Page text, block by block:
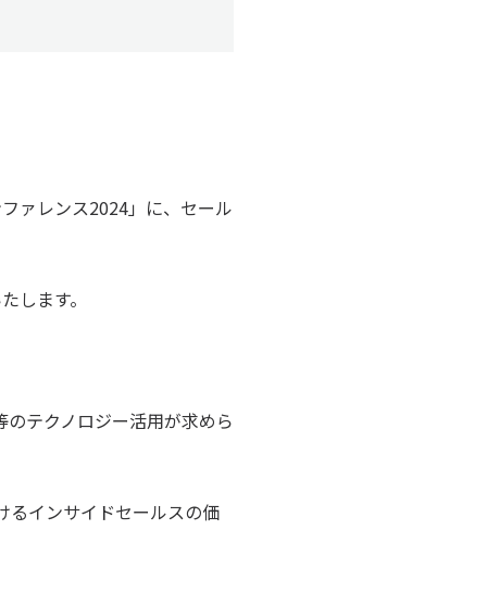
ァレンス2024」に、セール
します。
テクノロジー活用が求めら
るインサイドセールスの価